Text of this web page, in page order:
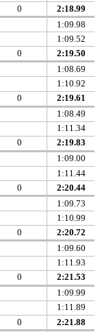
2:18.99
0
1:09.98
1:09.52
2:19.50
0
1:08.69
1:10.92
2:19.61
0
1:08.49
1:11.34
2:19.83
0
1:09.00
1:11.44
2:20.44
0
1:09.73
1:10.99
2:20.72
0
1:09.60
1:11.93
2:21.53
0
1:09.99
1:11.89
2:21.88
0